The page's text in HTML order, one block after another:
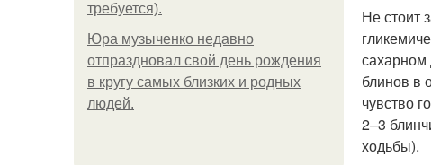
требуется).
Юра музыченко недавно
отпраздновал свой день рождения
в кругу самых близких и родных
людей.
Не стоит
сахарном
блинов в
чувство
2–3
ходьбы).